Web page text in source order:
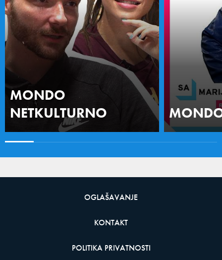
MONDO
NETKULTURNO
OGLAŠAVANJE
KONTAKT
POLITIKA PRIVATNOSTI